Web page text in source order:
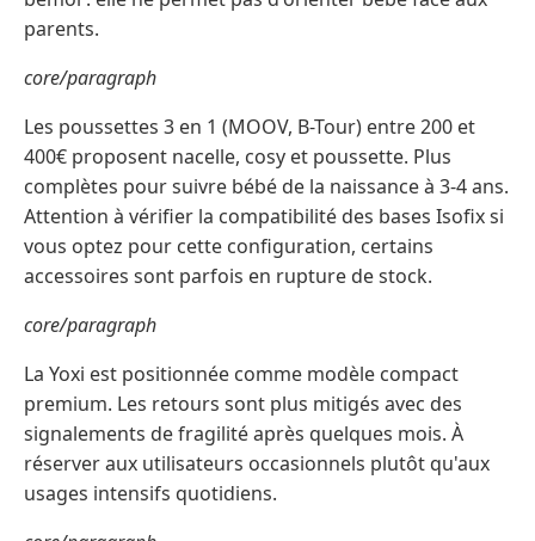
parents.
core/paragraph
Les poussettes 3 en 1 (MOOV, B-Tour) entre 200 et
400€ proposent nacelle, cosy et poussette. Plus
complètes pour suivre bébé de la naissance à 3-4 ans.
Attention à vérifier la compatibilité des bases Isofix si
vous optez pour cette configuration, certains
accessoires sont parfois en rupture de stock.
core/paragraph
La Yoxi est positionnée comme modèle compact
premium. Les retours sont plus mitigés avec des
signalements de fragilité après quelques mois. À
réserver aux utilisateurs occasionnels plutôt qu'aux
usages intensifs quotidiens.